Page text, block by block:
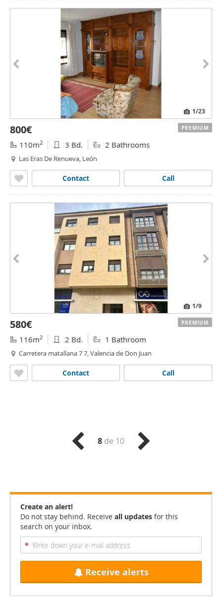
1/23
800€
110m2 3 Bd. 2 Bathrooms
Las Eras De Renueva, León
Call
Contact
PREMIUM
1/9
580€
116m2 2 Bd. 1 Bathroom
Carretera matallana 7 7, Valencia de Don Juan
Call
Contact
PREMIUM
8 de 10
Create an alert!
Do not stay behind. Receive all updates for this
search on your inbox.
Receive alerts